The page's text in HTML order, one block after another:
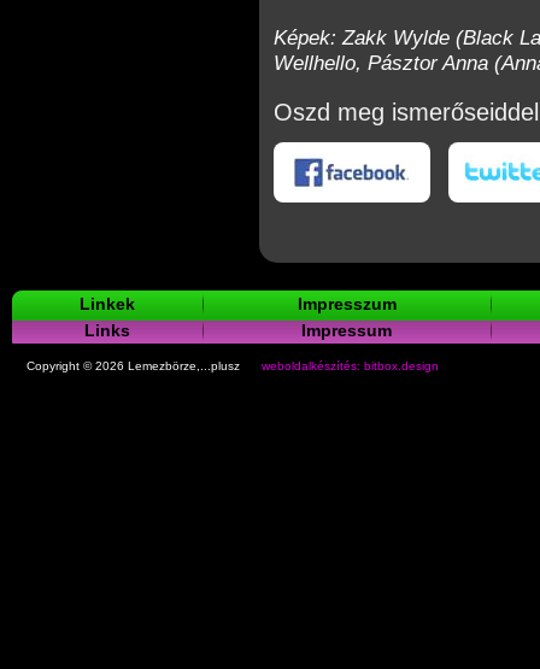
Képek: Zakk Wylde (Black
Wellhello, Pásztor Anna
Oszd meg
Linkek
Impresszum
Links
Impressum
Copyright © 2026 Lemezbörze,...plusz weboldalkészítés: bitbox.design